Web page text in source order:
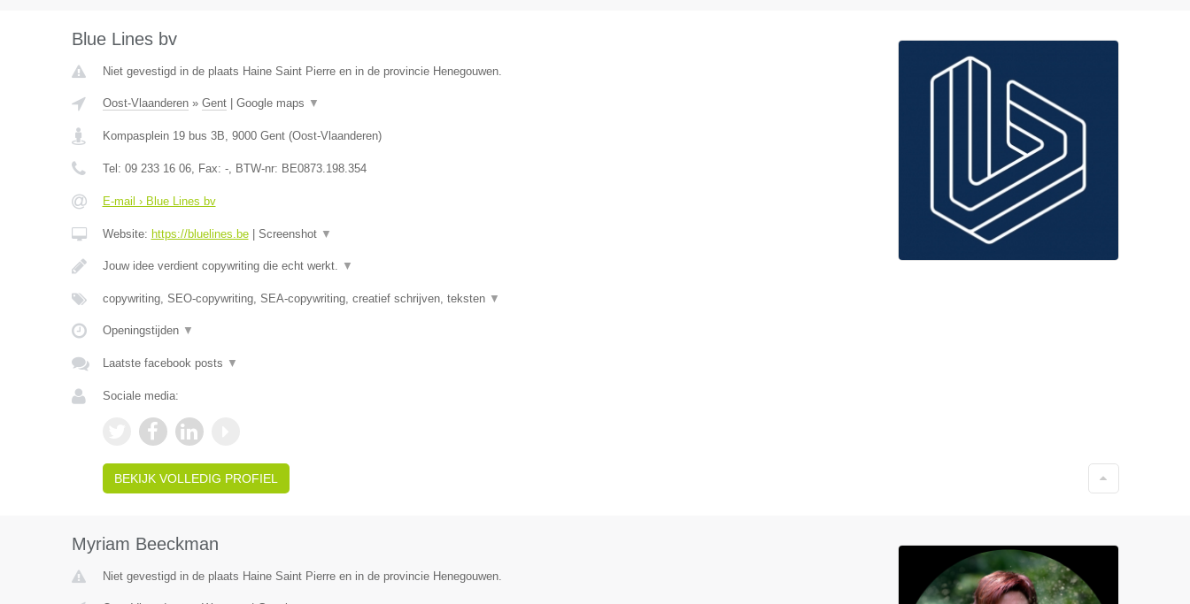
Blue Lines bv
Niet gevestigd in de plaats Haine Saint Pierre en in de provincie Henegouwen.
Oost-Vlaanderen» Gent| Google maps ▼
Kompasplein 19 bus 3B, 9000 Gent(Oost-Vlaanderen)
Tel: 09 233 16 06, Fax: -, BTW-nr: BE0873.198.354
E-mail › Blue Lines bv
Website: https://bluelines.be| Screenshot ▼
Jouw idee verdient copywriting die echt werkt. ▼
copywriting, SEO-copywriting, SEA-copywriting, creatief schrijven, teksten ▼
Openingstijden ▼
Laatste facebook posts ▼
Sociale media:
BEKIJK VOLLEDIG PROFIEL
Myriam Beeckman
Niet gevestigd in de plaats Haine Saint Pierre en in de provincie Henegouwen.